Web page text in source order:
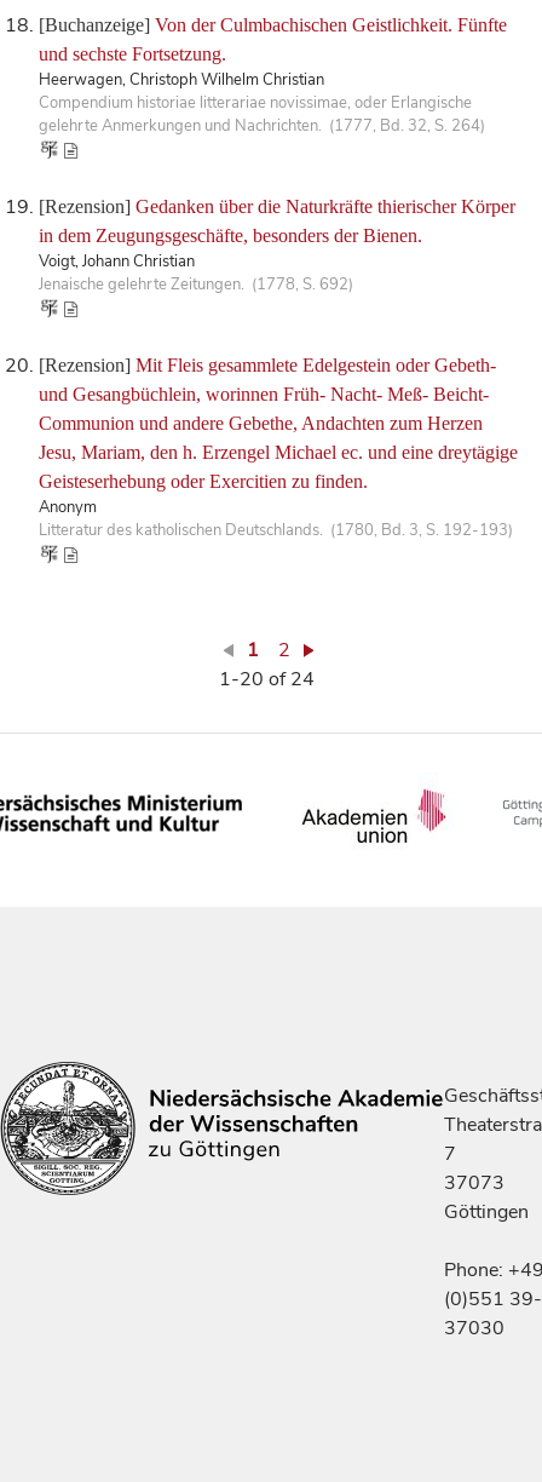
[Buchanzeige] Von der Culmbachischen Geistlichkeit. Fünfte
und sechste Fortsetzung.
Heerwagen, Christoph Wilhelm Christian
Compendium historiae litterariae novissimae, oder Erlangische
gelehrte Anmerkungen und Nachrichten. (1777, Bd. 32, S. 264)
[Rezension] Gedanken über die Naturkräfte thierischer Körper
in dem Zeugungsgeschäfte, besonders der Bienen.
Voigt, Johann Christian
Jenaische gelehrte Zeitungen. (1778, S. 692)
[Rezension] Mit Fleis gesammlete Edelgestein oder Gebeth-
und Gesangbüchlein, worinnen Früh- Nacht- Meß- Beicht-
Communion und andere Gebethe, Andachten zum Herzen
Jesu, Mariam, den h. Erzengel Michael ec. und eine dreytägige
Geisteserhebung oder Exercitien zu finden.
Anonym
Litteratur des katholischen Deutschlands. (1780, Bd. 3, S. 192-193)
1
2
1-20 of 24
7
37073
Göttingen
Phone:
(0)551 39-
37030